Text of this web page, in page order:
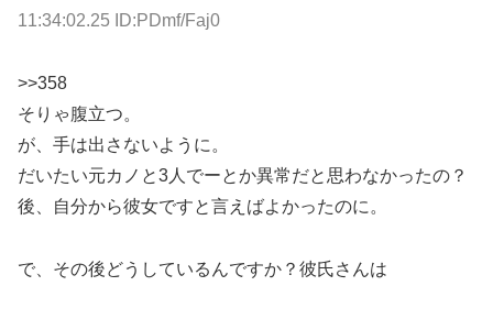
11:34:02.25 ID:PDmf/Faj0
>>358
そりゃ腹立つ。
が、手は出さないように。
だいたい元カノと3人でーとか異常だと思わなかったの？
後、自分から彼女ですと言えばよかったのに。
で、その後どうしているんですか？彼氏さんは